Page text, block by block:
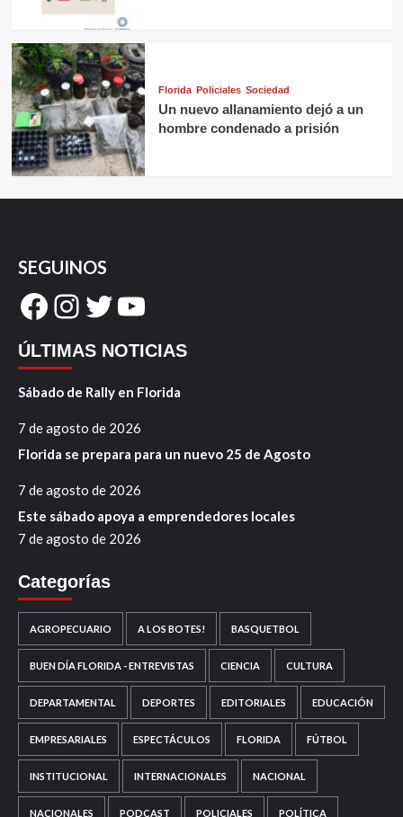
Florida Policiales Sociedad
Un nuevo allanamiento dejó a un
hombre condenado a prisión
SEGUINOS
Facebook
Instagram
Twitter
YouTube
ÚLTIMAS NOTICIAS
Sábado de Rally en Florida
7 de agosto de 2026
Florida se prepara para un nuevo 25 de Agosto
7 de agosto de 2026
Este sábado apoya a emprendedores locales
7 de agosto de 2026
Categorías
AGROPECUARIO A LOS BOTES! BASQUETBOL
BUEN DÍA FLORIDA - ENTREVISTAS CIENCIA CULTURA
DEPARTAMENTAL DEPORTES EDITORIALES EDUCACIÓN
EMPRESARIALES ESPECTÁCULOS FLORIDA FÚTBOL
INSTITUCIONAL INTERNACIONALES NACIONAL
NACIONALES PODCAST POLICIALES POLÍTICA